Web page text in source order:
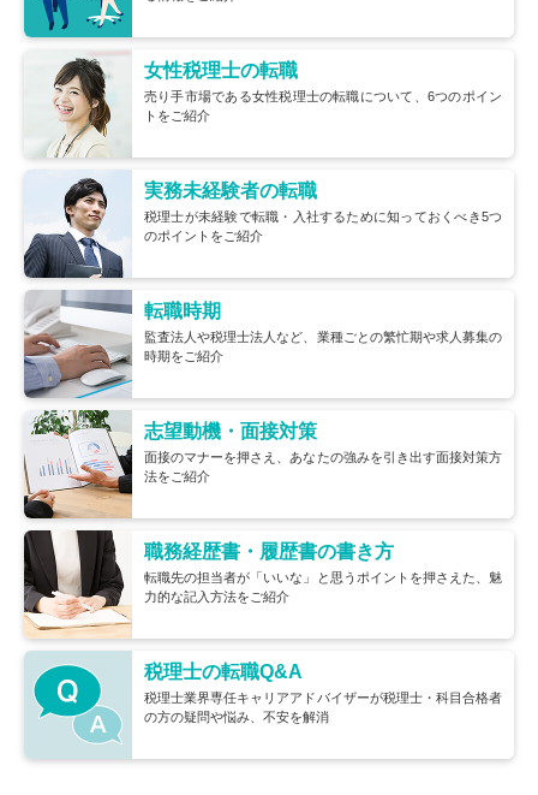
女性税理士の転職
売り手市場である女性税理士の転職について、6つのポイン
トをご紹介
実務未経験者の転職
税理士が未経験で転職・入社するために知っておくべき5つ
のポイントをご紹介
転職時期
監査法人や税理士法人など、業種ごとの繁忙期や求人募集の
時期をご紹介
志望動機・面接対策
面接のマナーを押さえ、あなたの強みを引き出す面接対策方
法をご紹介
職務経歴書・履歴書の書き方
転職先の担当者が「いいな」と思うポイントを押さえた、魅
力的な記入方法をご紹介
税理士の転職Q&A
税理士業界専任キャリアアドバイザーが税理士・科目合格者
の方の疑問や悩み、不安を解消